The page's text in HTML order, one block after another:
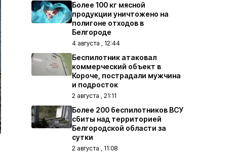
Более 100 кг мясной
продукции уничтожено на
полигоне отходов в
Белгороде
4 августа , 12:44
Беспилотник атаковал
коммерческий объект в
Короче, пострадали мужчина
и подросток
2 августа , 21:11
Более 200 беспилотников ВСУ
сбиты над территорией
Белгородской области за
сутки
2 августа , 11:08